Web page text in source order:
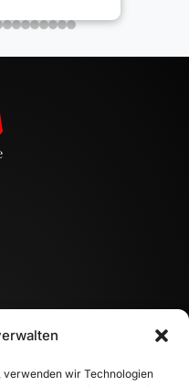
verwenden wir Technologien